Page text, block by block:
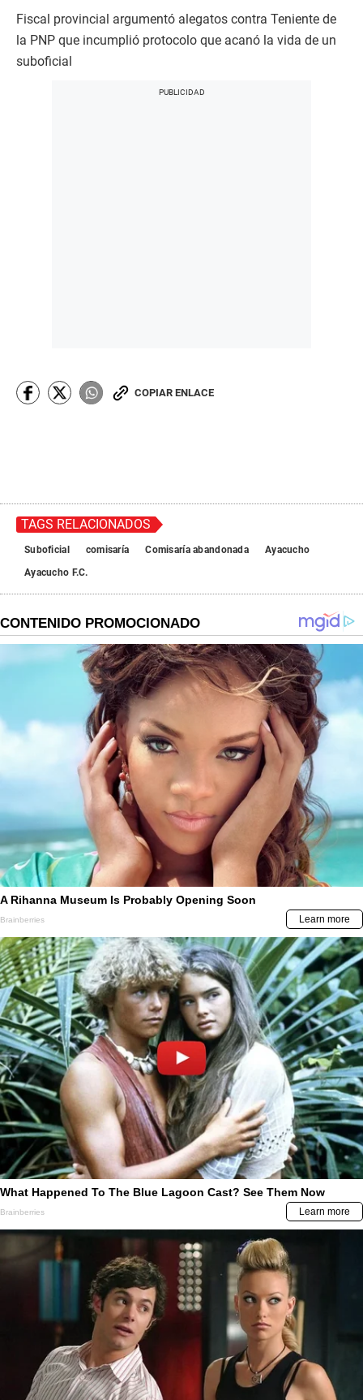
Fiscal provincial argumentó alegatos contra Teniente de
la PNP que incumplió protocolo que acanó la vida de un
suboficial
COPIAR ENLACE
TAGS RELACIONADOS
Suboficial comisaría Comisaría abandonada
Ayacucho
Ayacucho F.C.